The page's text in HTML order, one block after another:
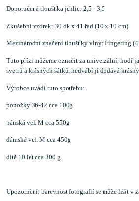
Doporučená tloušťka jehlic: 2,5 - 3,5
Zkušební vzorek: 30 ok x 41 řad (10 x 10 cm)
Mezinárodní značení tloušťky vlny: Fingering
Tuto přízi můžeme označit za univerzální, hodí
svetrů a krásných šátků, hedvábí jí dodává
Výrobce uvádí tuto spotřebu:
ponožky 36-42 cca 100g
pánská vel. M cca 550g
dámská vel. M cca 450g
dítě 10 let cca 300 g
Upozornění: barevnost fotografií se může lišit v